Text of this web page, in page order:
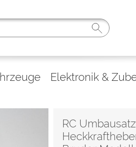
Elektronik &
RC